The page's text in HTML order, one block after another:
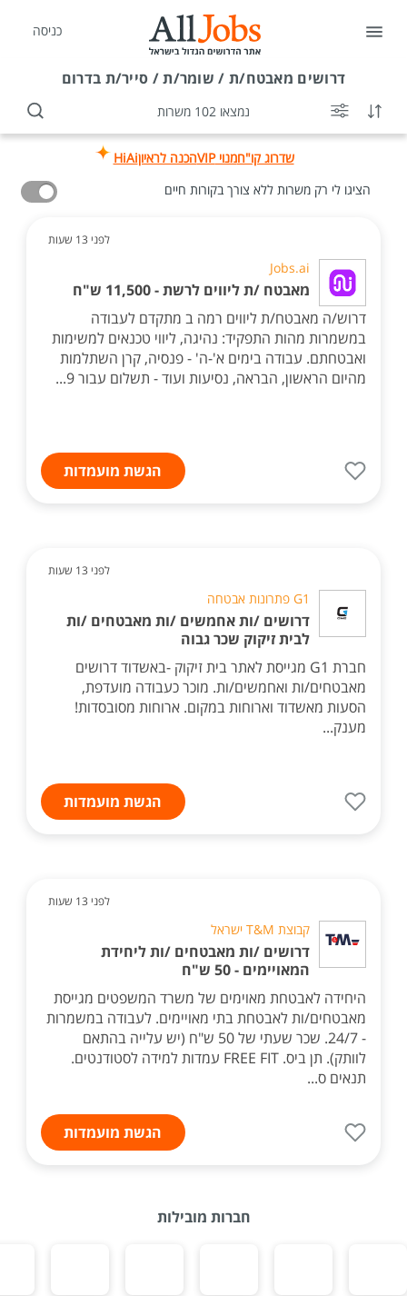
כניסה
דרושים מאבטח/ת / שומר/ת / סייר/ת בדרום
נמצאו 102 משרות
שדרוג קו"חמנוי VIP הכנה לראיוןHiAi
הציגו לי רק משרות ללא צורך בקורות חיים
לפני 13 שעות
Jobs.ai
מאבטח /ת ליווים לרשת - 11,500 ש"ח
דרוש/ה מאבטח/ת ליווים רמה ב מתקדם לעבודה
במשמרות מהות התפקיד: נהיגה, ליווי טכנאים למשימות
ואבטחתם. עבודה בימים א'-ה' - פנסיה, קרן השתלמות
מהיום הראשון, הבראה, נסיעות ועוד - תשלום עבור 9...
הגשת מועמדות
לפני 13 שעות
G1 פתרונות אבטחה
דרושים /ות אחמשים /ות מאבטחים /ות
לבית זיקוק שכר גבוה
חברת G1 מגייסת לאתר בית זיקוק -באשדוד דרושים
מאבטחים/ות ואחמשים/ות. מוכר כעבודה מועדפת,
הסעות מאשדוד וארוחות במקום. ארוחות מסובסדות!
מענק...
הגשת מועמדות
לפני 13 שעות
קבוצת T&M ישראל
דרושים /ות מאבטחים /ות ליחידת
המאויימים - 50 ש"ח
היחידה לאבטחת מאוימים של משרד המשפטים מגייסת
מאבטחים/ות לאבטחת בתי מאויימים. לעבודה במשמרות
- 24/7. שכר שעתי של 50 ש"ח (יש עלייה בהתאם
לוותק). תן ביס. FREE FIT עמדות למידה לסטודנטים.
תנאים ס...
הגשת מועמדות
חברות מובילות